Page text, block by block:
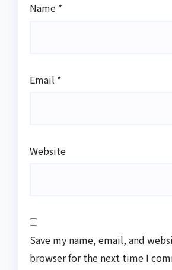
Name *
Email *
Website
Save my name, email, and
browser for the next time I